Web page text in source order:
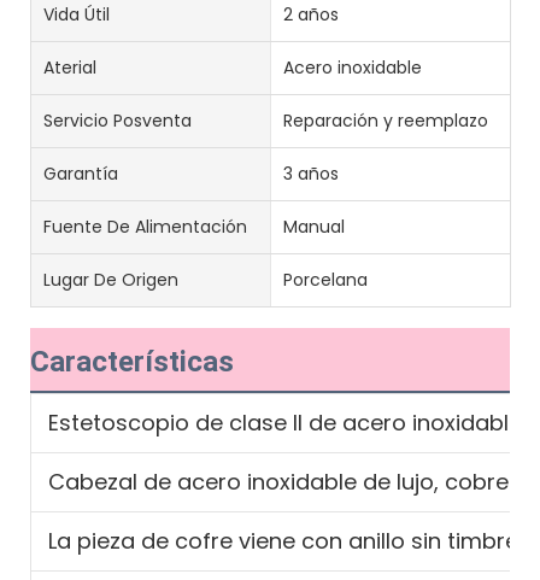
Vida Útil 2 años
Aterial Acero inoxidable
Servicio Posventa Reparación y reemplazo
Garantía 3 años
Fuente De Alimentación Manual
Lugar De Origen Porcelana
Características
Estetoscopio de clase II de acero inoxidable
Cabezal de acero inoxidable de lujo, cobre
La pieza de cofre viene con anillo sin timbre,